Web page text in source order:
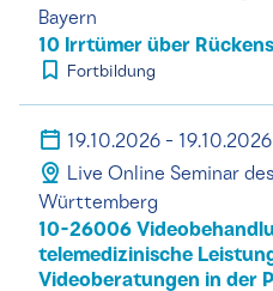
Bayern
10 Irrtümer über
Fortbildung
19.10.2026 - 19.10.2026
Live Online Seminar
Württemberg
10-26006
telemedizinische
Videoberatungen in der